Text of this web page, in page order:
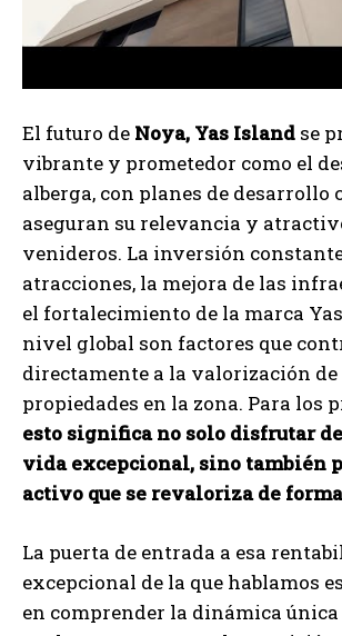
El futuro de Noya, Yas Island se
vibrante y prometedor como el
alberga, con planes de desarrollo
aseguran su relevancia y
venideros. La inversión
atracciones, la mejora de las
el fortalecimiento de la marca
nivel global son factores que
directamente a la valorización de
propiedades en la zona. Para los
esto significa no solo disfrutar
vida excepcional, sino también
activo que se revaloriza de
La puerta de entrada a esa
excepcional de la que hablamos
en comprender la dinámica única